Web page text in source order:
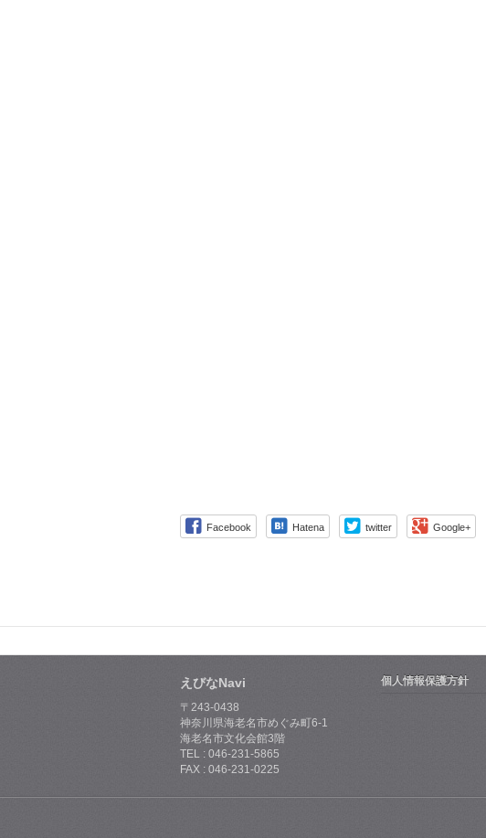
Facebook Hatena twitter Google+
えびなNavi
〒243-0438
神奈川県海老名市めぐみ町6-1
海老名市文化会館3階
TEL : 046-231-5865
FAX : 046-231-0225
個人情報保護方針